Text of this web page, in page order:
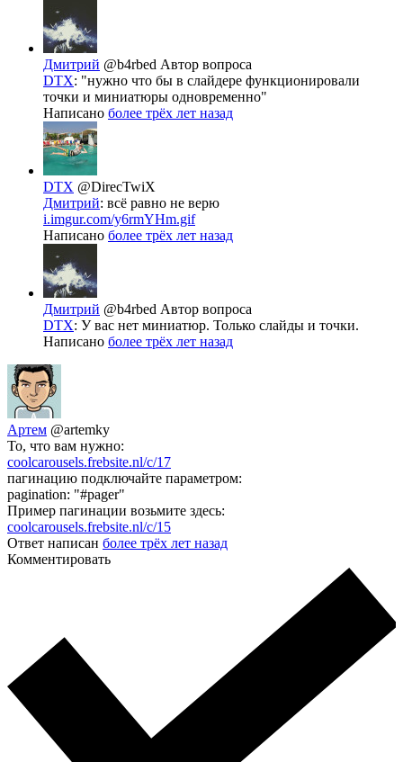
Дмитрий @b4rbed Автор вопроса
DTX: "нужно что бы в слайдере функционировали
точки и миниатюры одновременно"
Написано более трёх лет назад
DTX @DirecTwiX
Дмитрий: всё равно не верю
i.imgur.com/y6rmYHm.gif
Написано более трёх лет назад
Дмитрий @b4rbed Автор вопроса
DTX: У вас нет миниатюр. Только слайды и точки.
Написано более трёх лет назад
Артем @artemky
То, что вам нужно:
coolcarousels.frebsite.nl/c/17
пагинацию подключайте параметром:
pagination: "#pager"
Пример пагинации возьмите здесь:
coolcarousels.frebsite.nl/c/15
Ответ написан более трёх лет назад
Комментировать